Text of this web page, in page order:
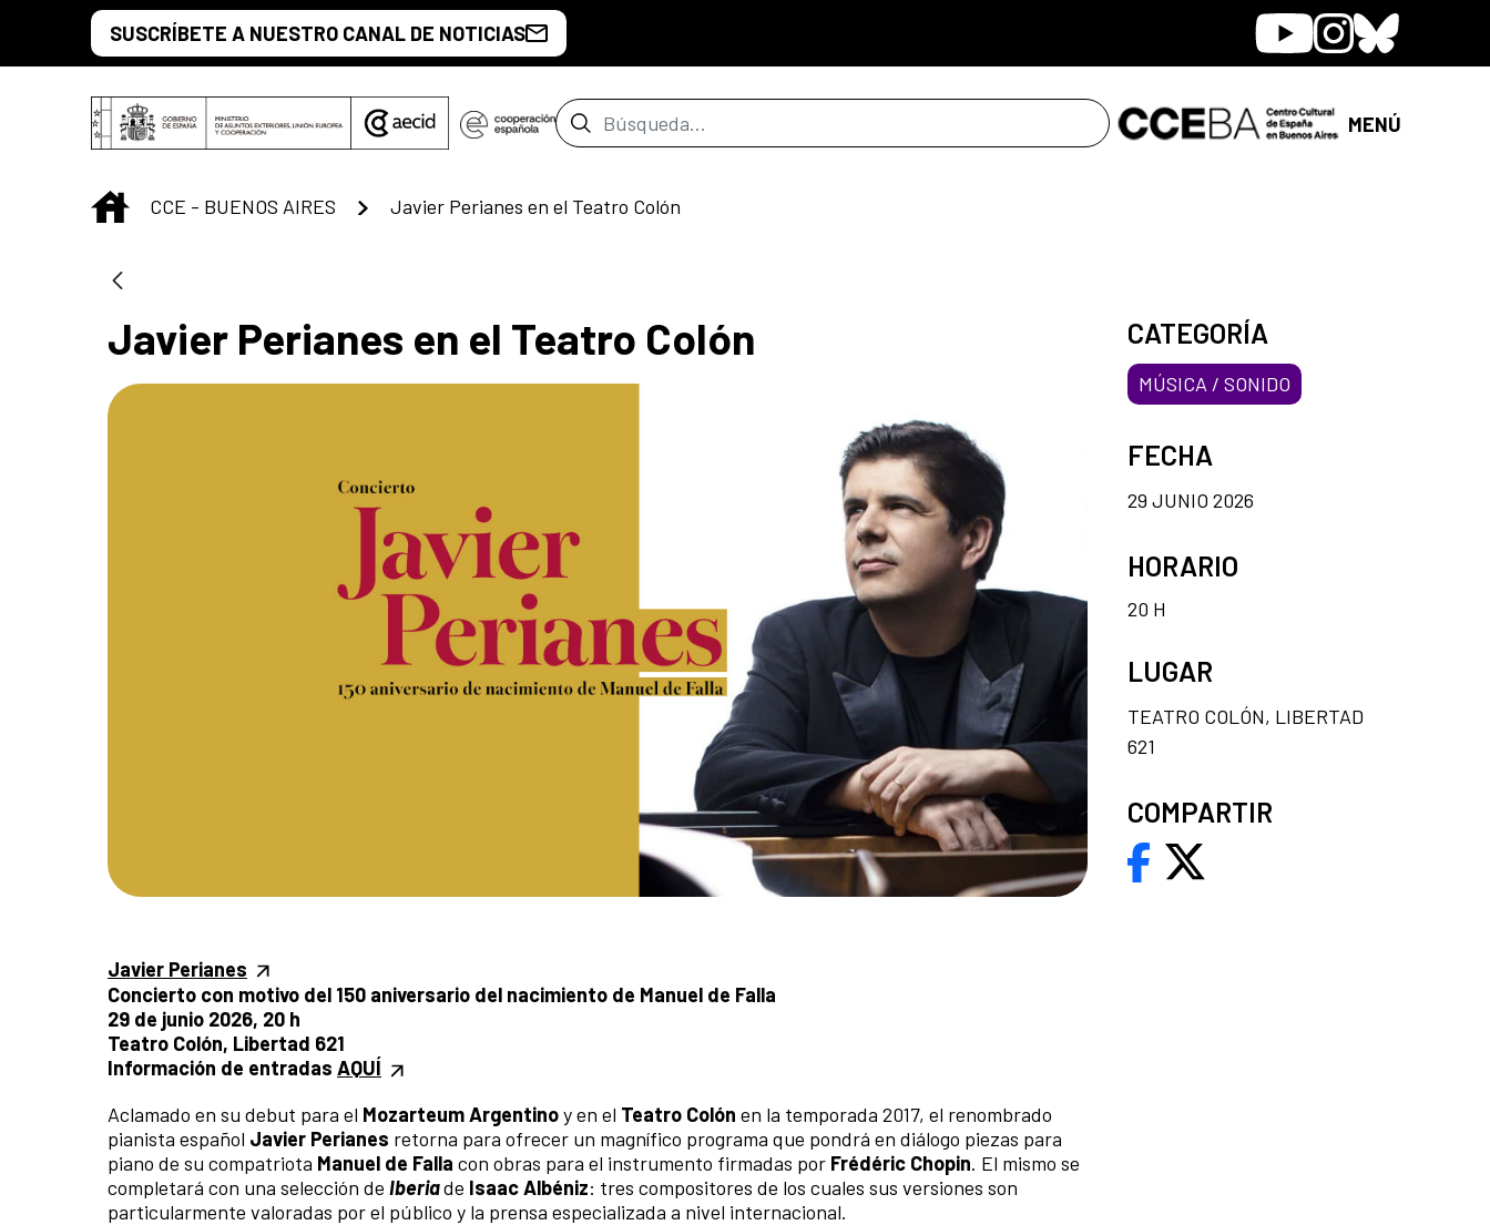
Saltar al contenido principal
SUSCRÍBETE A NUESTRO CANAL DE NOTICIAS YoutubeInstagram
Bluesky
Barra de búsqueda MENÚ
INICIO
CCE - BUENOS AIRES Javier Perianes en el Teatro Colón
Javier Perianes en el Teatro Colón
Javier Perianes
Concierto con motivo del 150 aniversario del nacimiento de Manuel de Falla
29 de junio 2026, 20 h
Teatro Colón, Libertad 621
Información de entradas AQUÍ
Aclamado en su debut para el Mozarteum Argentinoy en el Teatro Colón en la temporada 2017, el renombrado
pianista español Javier Perianes retorna para ofrecer un magnífico programa que pondrá en diálogo piezas para
piano de su compatriota Manuel de Falla con obras para el instrumento firmadas por Frédéric Chopin. El mismo se
completará con una selección de Iberiade Isaac Albéniz: tres compositores de los cuales sus versiones son
particularmente valoradas por el público y la prensa especializada a nivel internacional.
CATEGORÍA
MÚSICA / SONIDO
FECHA
29 JUNIO 2026
HORARIO
20 H
LUGAR
TEATRO COLÓN, LIBERTAD
621
COMPARTIR